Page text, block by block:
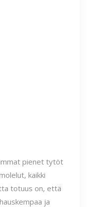
pienet tytöt
kaikki
totuus on, että
ja